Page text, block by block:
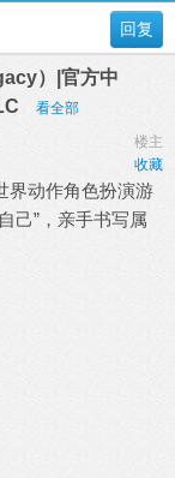
回复
）|官方中
看全部
楼主
收藏
界动作角色扮演游
己”，亲手书写属